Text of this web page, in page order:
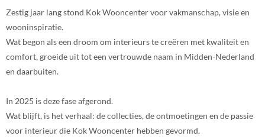
Zestig jaar lang stond Kok Wooncenter voor vakmanschap, visie en
wooninspiratie.
Wat begon als een droom om interieurs te creëren met kwaliteit en
comfort, groeide uit tot een vertrouwde naam in Midden-Nederland
en daarbuiten.
In 2025 is deze fase afgerond.
Wat blijft, is het verhaal: de collecties, de ontmoetingen en de passie
voor interieur die Kok Wooncenter hebben gevormd.